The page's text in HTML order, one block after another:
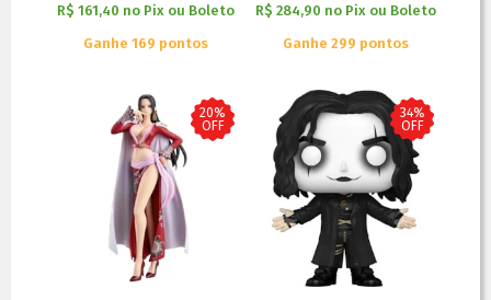
R$ 161,40 no Pix ou Boleto
Ganhe 169 pontos
R$ 284,90 no Pix ou Boleto
Ganhe 299 pontos
20%
OFF
34%
OFF